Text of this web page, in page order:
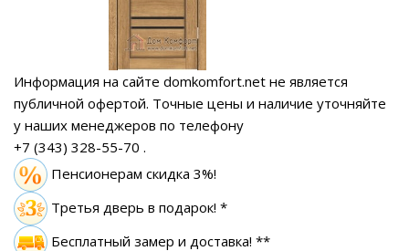
Информация на сайте domkomfort.net не является
публичной офертой. Точные цены и наличие уточняйте
у наших менеджеров по телефону
+7 (343) 328-55-70 .
Пенсионерам скидка 3%!
Третья дверь в подарок! *
Бесплатный замер и доставка! **